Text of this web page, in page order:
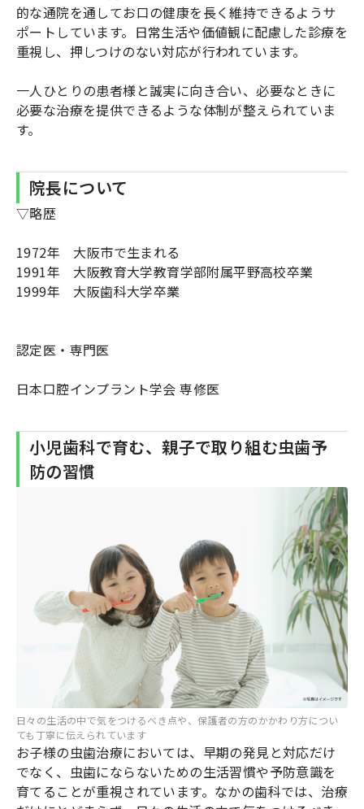
的な通院を通してお口の健康を長く維持できるようサ
ポートしています。日常生活や価値観に配慮した診療を
重視し、押しつけのない対応が行われています。
一人ひとりの患者様と誠実に向き合い、必要なときに
必要な治療を提供できるような体制が整えられていま
す。
院長について
▽略歴
1972年 大阪市で生まれる
1991年 大阪教育大学教育学部附属平野高校卒業
1999年 大阪歯科大学卒業
認定医・専門医
日本口腔インプラント学会 専修医
小児歯科で育む、親子で取り組む虫歯予
防の習慣
日々の生活の中で気をつけるべき点や、保護者の方のかかわり方につい
ても丁寧に伝えられています
お子様の虫歯治療においては、早期の発見と対応だけ
でなく、虫歯にならないための生活習慣や予防意識を
育てることが重視されています。なかの歯科では、治療